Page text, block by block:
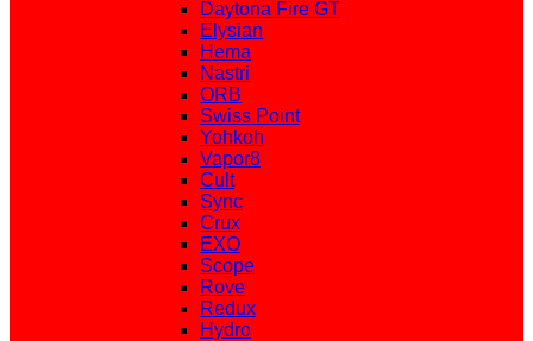
Daytona Fire GT
Elysian
Hema
Nastri
ORB
Swiss Point
Yohkoh
Vapor8
Cult
Sync
Crux
EXO
Scope
Rove
Redux
Hydro